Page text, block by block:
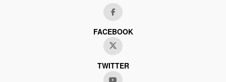
FACEBOOK
TWITTER